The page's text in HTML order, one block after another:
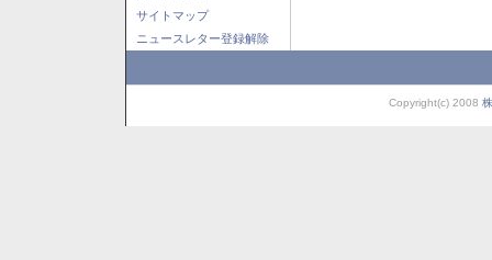
サイトマップ
ニュースレター登録解除
Copyright(c) 2008